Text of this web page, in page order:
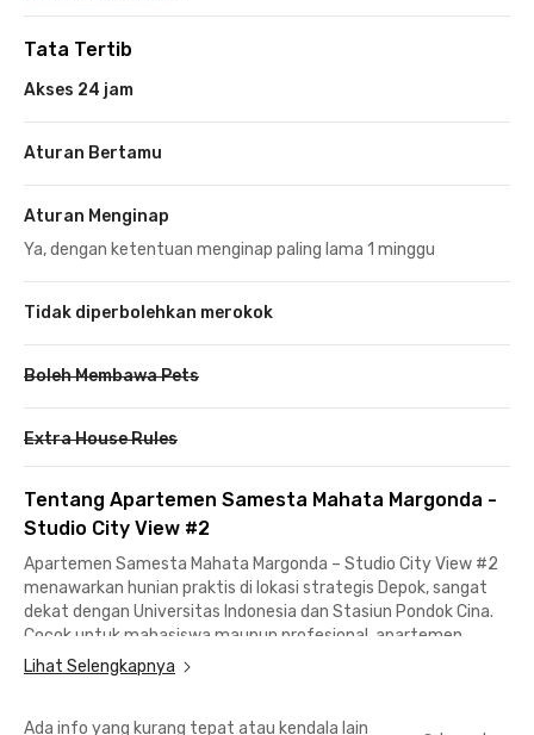
Tata Tertib
Akses 24 jam
Aturan Bertamu
Aturan Menginap
Ya, dengan ketentuan menginap paling lama 1 minggu
Tidak diperbolehkan merokok
Boleh Membawa Pets
Extra House Rules
Tentang Apartemen Samesta Mahata Margonda -
Studio City View #2
Apartemen Samesta Mahata Margonda – Studio City View #2
menawarkan hunian praktis di lokasi strategis Depok, sangat
dekat dengan Universitas Indonesia dan Stasiun Pondok Cina.
Cocok untuk mahasiswa maupun profesional, apartemen
Depok ini memberikan kemudahan akses ke kampus,
transportasi umum, serta pusat aktivitas di kawasan
Lihat Selengkapnya
Ada info yang kurang tepat atau kendala lain